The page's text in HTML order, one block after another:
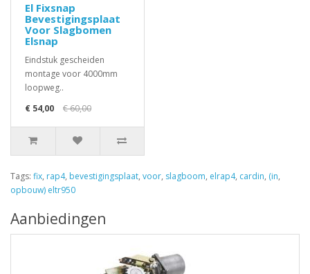
El Fixsnap
Bevestigingsplaat
Voor Slagbomen
Elsnap
Eindstuk gescheiden
montage voor 4000mm
loopweg..
€ 54,00
€ 60,00
Tags: fix, rap4, bevestigingsplaat, voor, slagboom, elrap4, cardin, (in,
opbouw) eltr950
Aanbiedingen